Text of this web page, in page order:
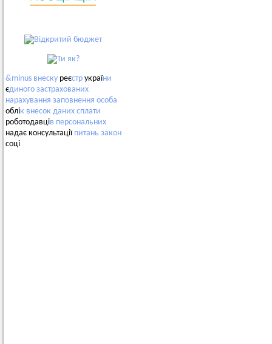
&minus внеску реєстр україни
єдиного застрахованих
нарахування заповнення особа
облік внесок даних сплати
роботодавців персональних
надає консультації питань закон
соці